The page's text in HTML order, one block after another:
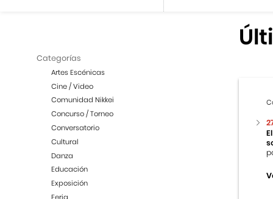
Categorías
Artes Escénicas
Cine / Video
Comunidad Nikkei
Concurso / Torneo
Conversatorio
Cultural
Danza
Educación
Exposición